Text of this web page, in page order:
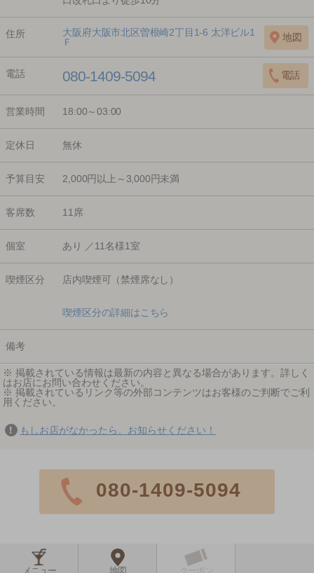
住所
大阪府大阪市北区曽根崎2丁目1-6 太洋ビル1
Ｆ
電話 080-1409-5094
営業時間 18:00～03:00
定休日 無休
予算目安 2,000円以上～3,000円未満
客席数 11席
個室 あり ／11名様1室
喫煙区分 店内喫煙可（禁煙席なし）
喫煙区分の詳細はこちら
備考
※ 掲載されている情報は最新の内容と異なる場合があります。詳しく
はお店にお問い合わせください。
※ 掲載されているリンク等の外部コンテンツはお客様のご判断でご利
用ください。
もしお店がなかったら、お知らせください！
080-1409-5094
メニュー 地図